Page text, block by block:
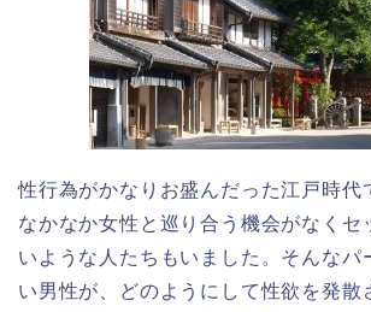
性行為がかなりお盛んだった江戸時代
なかなか女性と巡り合う機会がなくセ
いような人たちもいました。そんなパ
い男性が、どのようにして性欲を発散